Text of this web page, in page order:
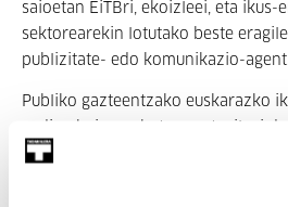
saioetan EiTBri, ekoizleei, eta ikus-
sektorearekin lotutako beste
publizitate- edo komunikazio-
Publiko gazteentzako euskarazko
berrien garapena helburu nagusi